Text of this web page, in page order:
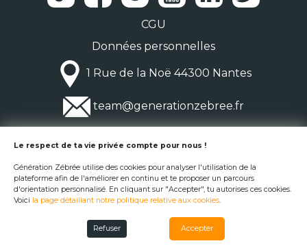
CGU
Données personnelles
1 Rue de la Noë 44300 Nantes
team@generationzebree.fr
© Génération Zébrée 2026
Le respect de ta vie privée compte pour nous !
Génération Zébrée utilise des cookies pour analyser l'utilisation de la
plateforme afin de l'améliorer en continu et te proposer un parcours
d'orientation personnalisé. En cliquant sur "Accepter", tu autorises ces cookies.
Voici la page détaillant notre politique relative aux cookies.
Refuser Accepter